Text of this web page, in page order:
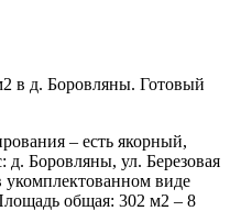
в д. Боровляны. Готовый
– есть якорный,
д. Боровляны, ул. Березовая
виде
общая: 302 м2 – 8